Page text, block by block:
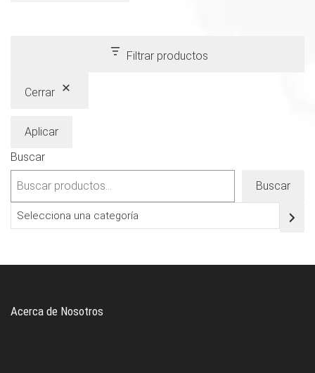
Filtrar productos
Cerrar
Aplicar
Buscar
Buscar
Selecciona
una
Acerca de Nosotros